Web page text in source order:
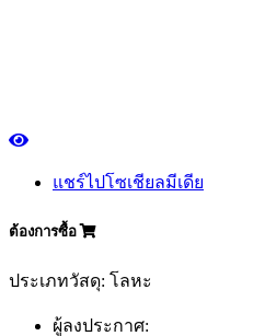
แชร์ไปโซเชียลมีเดีย
ต้องการซื้อ
ประเภทวัสดุ: โลหะ
ผู้ลงประกาศ: